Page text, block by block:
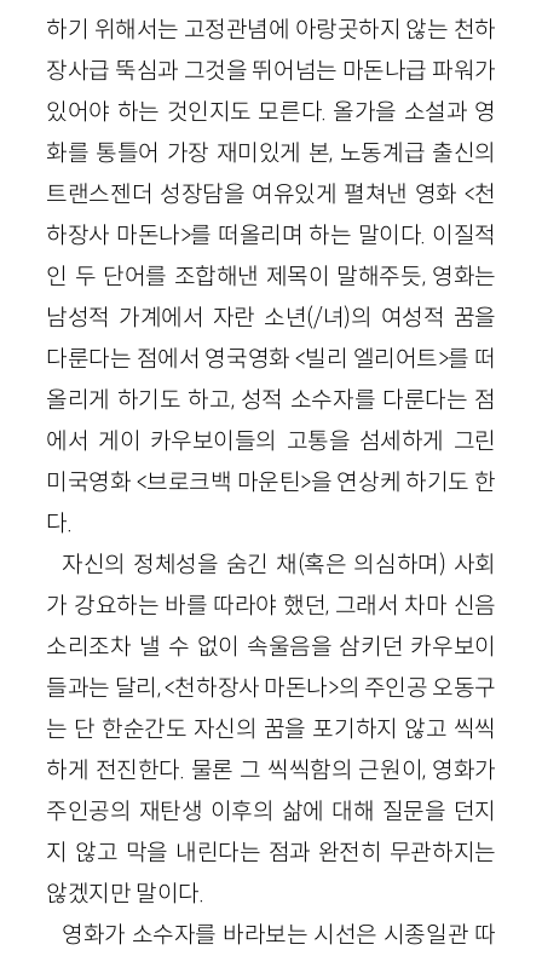
하기 위해서는 고정관념에 아랑곳하지 않는 천하
장사급 뚝심과 그것을 뛰어넘는 마돈나급 파워가
있어야 하는 것인지도 모른다. 올가을 소설과 영
화를 통틀어 가장 재미있게 본, 노동계급 출신의
트랜스젠더 성장담을 여유있게 펼쳐낸 영화 <천
하장사 마돈나>를 떠올리며 하는 말이다. 이질적
인 두 단어를 조합해낸 제목이 말해주듯, 영화는
남성적 가계에서 자란 소년(/녀)의 여성적 꿈을
다룬다는 점에서 영국영화 <빌리 엘리어트>를 떠
올리게 하기도 하고, 성적 소수자를 다룬다는 점
에서 게이 카우보이들의 고통을 섬세하게 그린
미국영화 <브로크백 마운틴>을 연상케 하기도 한
다.
자신의 정체성을 숨긴 채(혹은 의심하며) 사회
가 강요하는 바를 따라야 했던, 그래서 차마 신음
소리조차 낼 수 없이 속울음을 삼키던 카우보이
들과는 달리, <천하장사 마돈나>의 주인공 오동구
는 단 한순간도 자신의 꿈을 포기하지 않고 씩씩
하게 전진한다. 물론 그 씩씩함의 근원이, 영화가
주인공의 재탄생 이후의 삶에 대해 질문을 던지
지 않고 막을 내린다는 점과 완전히 무관하지는
않겠지만 말이다.
영화가 소수자를 바라보는 시선은 시종일관 따